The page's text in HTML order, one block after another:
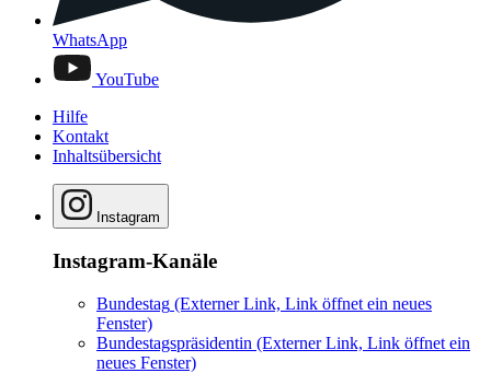
WhatsApp
YouTube
Hilfe
Kontakt
Inhaltsübersicht
Instagram
Instagram-Kanäle
Bundestag (Externer Link, Link öffnet ein neues
Fenster)
Bundestagspräsidentin (Externer Link, Link öffnet ein
neues Fenster)